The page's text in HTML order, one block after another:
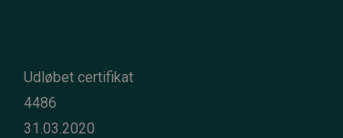
Udløbet certifikat
4486
31.03.2020